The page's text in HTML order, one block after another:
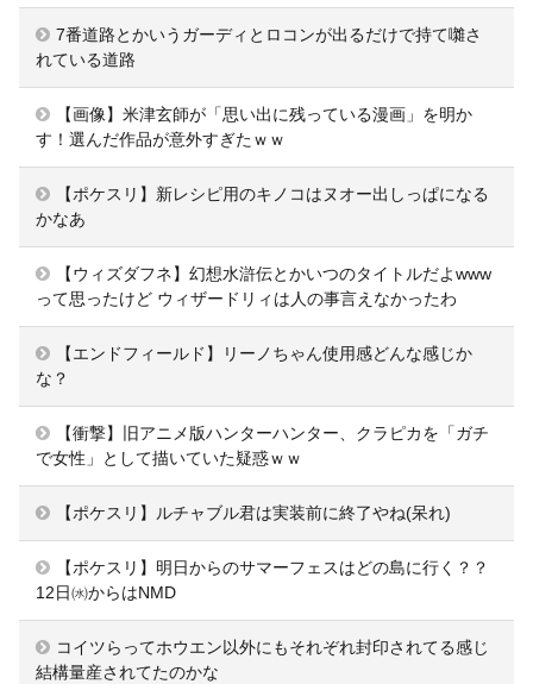
7番道路とかいうガーディとロコンが出るだけで持て囃さ
れている道路
【画像】米津玄師が「思い出に残っている漫画」を明か
す！選んだ作品が意外すぎたｗｗ
【ポケスリ】新レシピ用のキノコはヌオー出しっぱになる
かなあ
【ウィズダフネ】幻想水滸伝とかいつのタイトルだよwww
って思ったけど ウィザードリィは人の事言えなかったわ
【エンドフィールド】リーノちゃん使用感どんな感じか
な？
【衝撃】旧アニメ版ハンターハンター、クラピカを「ガチ
で女性」として描いていた疑惑ｗｗ
【ポケスリ】ルチャブル君は実装前に終了やね(呆れ)
【ポケスリ】明日からのサマーフェスはどの島に行く？？
12日㈬からはNMD
コイツらってホウエン以外にもそれぞれ封印されてる感じ
結構量産されてたのかな